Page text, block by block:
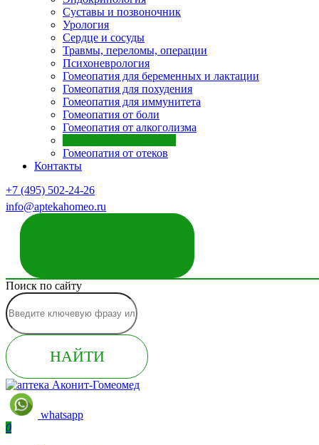
Суставы и позвоночник
Урология
Сердце и сосуды
Травмы, переломы, операции
Психоневрология
Гомеопатия для беременных и лактации
Гомеопатия для похудения
Гомеопатия для иммунитета
Гомеопатия от боли
Гомеопатия от алкоголизма
Гомеопатия от отеков
Контакты
+7 (495) 502-24-26
info@aptekahomeo.ru
Поиск по сайту
НАЙТИ
whatsapp
0